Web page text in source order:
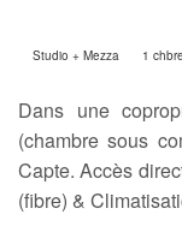
Studio + Mezzanine 1
Dans une
(chambre sous
Capte. Accès
(fibre) &